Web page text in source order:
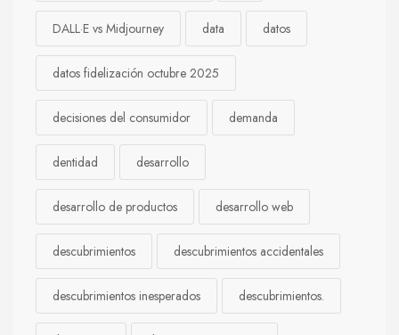
DALL·E vs Midjourney data datos
datos fidelización octubre 2025
decisiones del consumidor demanda
dentidad desarrollo
desarrollo de productos desarrollo web
descubrimientos descubrimientos accidentales
descubrimientos inesperados descubrimientos.